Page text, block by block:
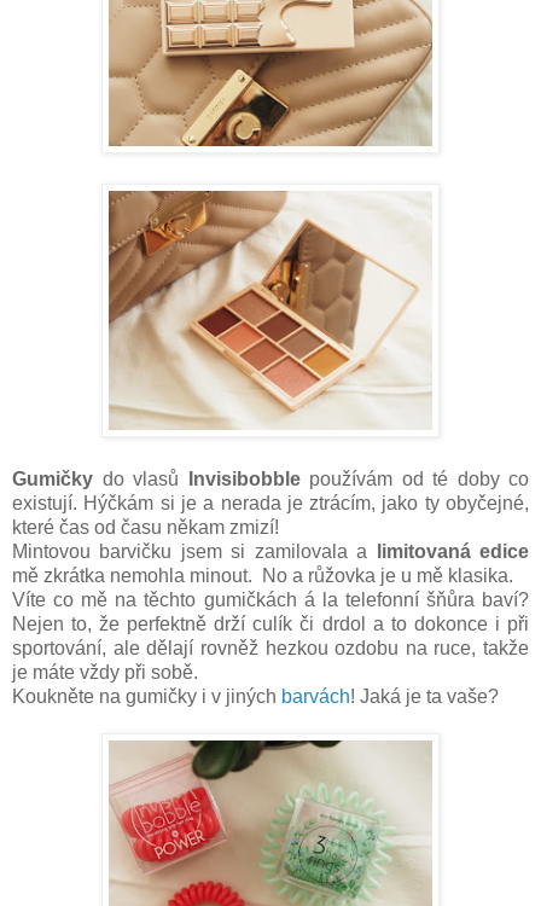
Gumičky do vlasů Invisibobblepoužívám od té doby co
existují. Hýčkám si je a nerada je ztrácím, jako ty obyčejné,
které čas od času někam zmizí!
Mintovou barvičku jsem si zamilovala a
limitovaná edice
mě zkrátka nemohla minout. No a růžovka je u mě klasika.
Víte co mě na těchto gumičkách á la telefonní šňůra baví?
Nejen to, že perfektně drží culík či drdol a to dokonce i při
sportování, ale dělají rovněž hezkou ozdobu na ruce, takže
je máte vždy při sobě.
Koukněte na gumičky i v jiných barvách! Jaká je ta vaše?